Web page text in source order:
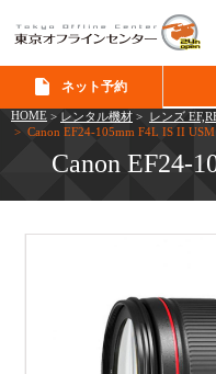
ネット予約
HOME > レンタル機材 > レンズ
> Canon EF24-105mm F4L IS II USM
Canon EF24-